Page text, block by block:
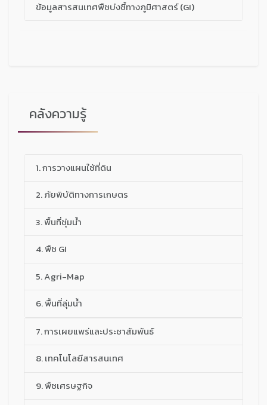
ข้อมูลสารสนเทศพืชบ่งชี้ทางภูมิศาสตร์ (GI)
คลังความรู้
1. การวางแผนใช้ที่ดิน
2. ภัยพิบัติทางการเกษตร
3. พื้นที่ชุ่มน้ำ
4. พืช GI
5. Agri-Map
6. พื้นที่ลุ่มน้ำ
7. การเผยแพร่และประชาสัมพันธ์
8. เทคโนโลยีสารสนเทศ
9. พืชเศรษฐกิจ